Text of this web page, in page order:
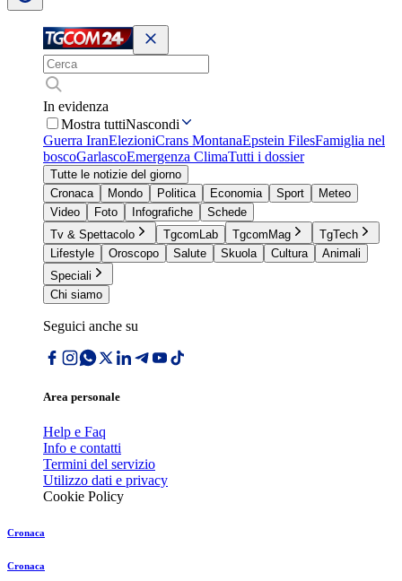
In evidenza
Mostra tuttiNascondi
Guerra IranElezioniCrans MontanaEpstein FilesFamiglia nel
boscoGarlascoEmergenza ClimaTutti i dossier
Tutte le notizie del giorno
Cronaca
Mondo Politica Economia Sport
Meteo
Video
Foto Infografiche
Schede
Tv & Spettacolo
TgcomLab TgcomMag
TgTech
Lifestyle
Oroscopo Salute Skuola Cultura
Animali
Speciali
Chi siamo
Seguici anche su
Area personale
Help e Faq
Info e contatti
Termini del servizio
Utilizzo dati e privacy
Cookie Policy
Cronaca
Cronaca